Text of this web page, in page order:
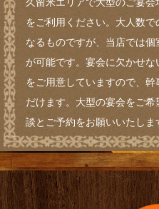
をご利用ください。大人数
なるものですが、当店では
が可能です。宴会に欠かせ
をご用意していますので、
だけます。大型の宴会をご
談とご予約をお願いいたしま